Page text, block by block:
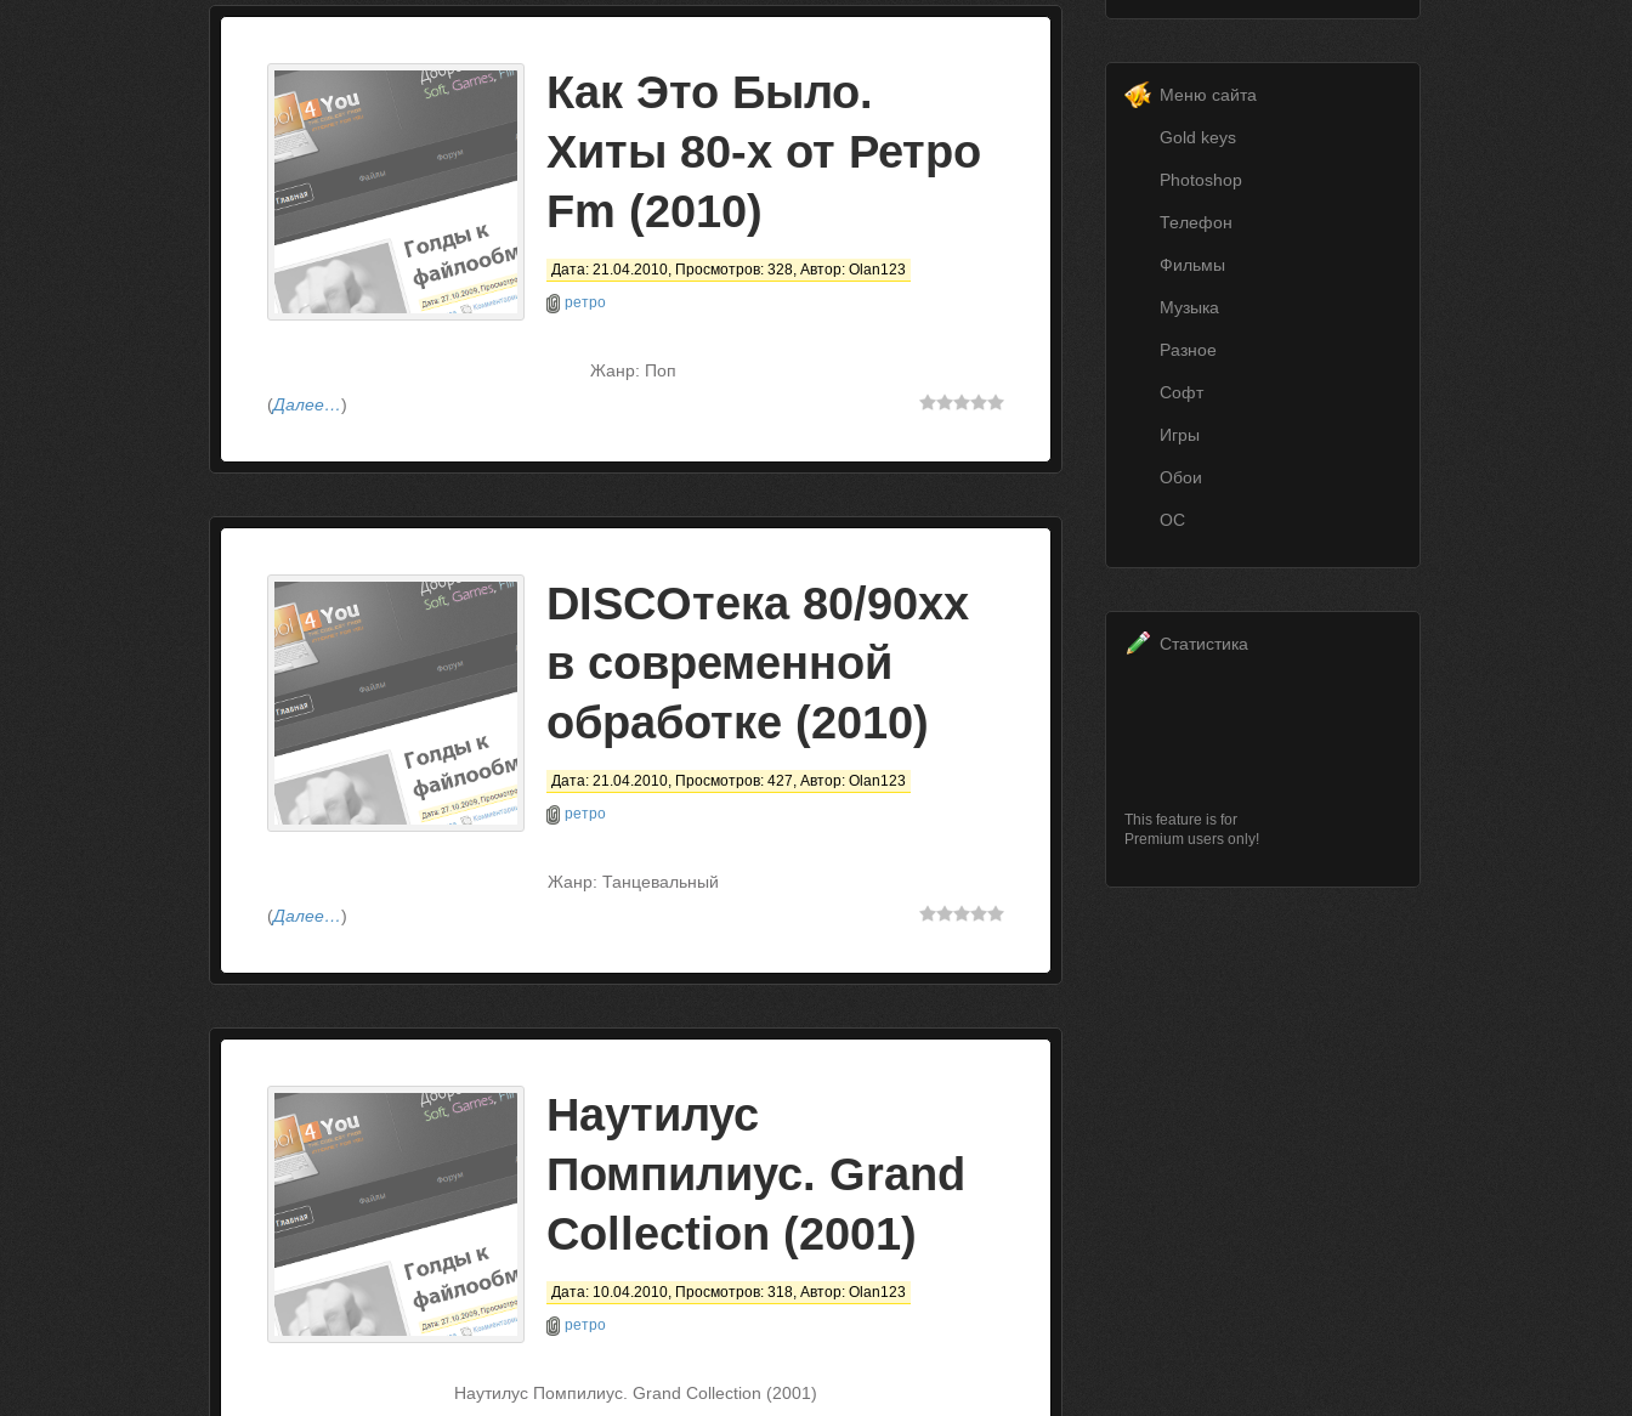
Как Это Было.
Хиты 80-х от Ретро
Fm (2010)
Дата: 21.04.2010, Просмотров: 328, Автор: Olan123
ретро
Жанр: Поп
(Далее…)
DISCOтека 80/90хх
в современной
обработке (2010)
Дата: 21.04.2010, Просмотров: 427, Автор: Olan123
ретро
Жанр: Танцевальный
(Далее…)
Наутилус
Помпилиус. Grand
Collection (2001)
Дата: 10.04.2010, Просмотров: 318, Автор: Olan123
ретро
Наутилус Помпилиус. Grand Collection (2001)
Меню сайта
Gold keys
Photoshop
Телефон
Фильмы
Музыка
Разное
Софт
Игры
Обои
ОС
Статистика
This feature is for
Premium users only!